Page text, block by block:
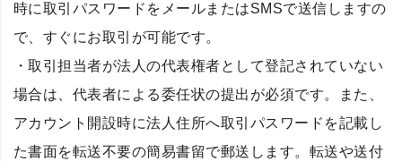
時に取引パスワードをメールまたはSMSで送信しますの
で、すぐにお取引が可能です。
・取引担当者が法人の代表権者として登記されていない
場合は、代表者による委任状の提出が必須です。また、
アカウント開設時に法人住所へ取引パスワードを記載し
た書面を転送不要の簡易書留で郵送します。転送や送付